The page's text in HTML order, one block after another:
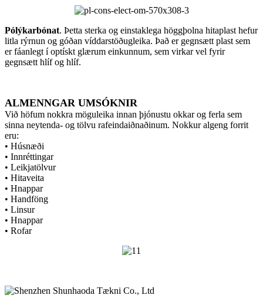
Pólýkarbónat. Þetta sterka og einstaklega höggþolna hitaplast hefur
litla rýrnun og góðan víddarstöðugleika. Það er gegnsætt plast sem
er fáanlegt í optískt glærum einkunnum, sem virkar vel fyrir
gegnsætt hlíf og hlíf.
ALMENNGAR UMSÓKNIR
Við höfum nokkra möguleika innan þjónustu okkar og ferla sem
sinna neytenda- og tölvu rafeindaiðnaðinum. Nokkur algeng forrit
eru:
• Húsnæði
• Innréttingar
• Leikjatölvur
• Hitaveita
• Hnappar
• Handföng
• Linsur
• Hnappar
• Rofar